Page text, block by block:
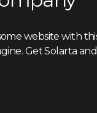
website with
Get Solarta